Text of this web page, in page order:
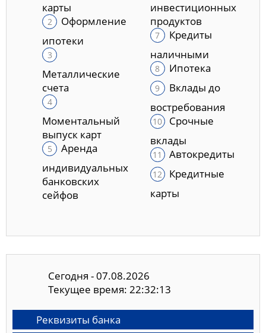
карты
Оформление
ипотеки
Металлические
счета
Моментальный
выпуск карт
Аренда
индивидуальных
банковских
сейфов
инвестиционных
продуктов
Кредиты
наличными
Ипотека
Вклады до
востребования
Срочные
вклады
Автокредиты
Кредитные
карты
Сегодня - 07.08.2026
Текущее время: 22:32:14
Реквизиты банка